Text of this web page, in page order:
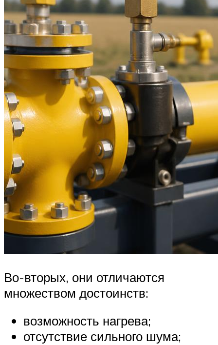
Во-вторых, они отличаются
множеством достоинств:
возможность нагрева;
отсутствие сильного шума;